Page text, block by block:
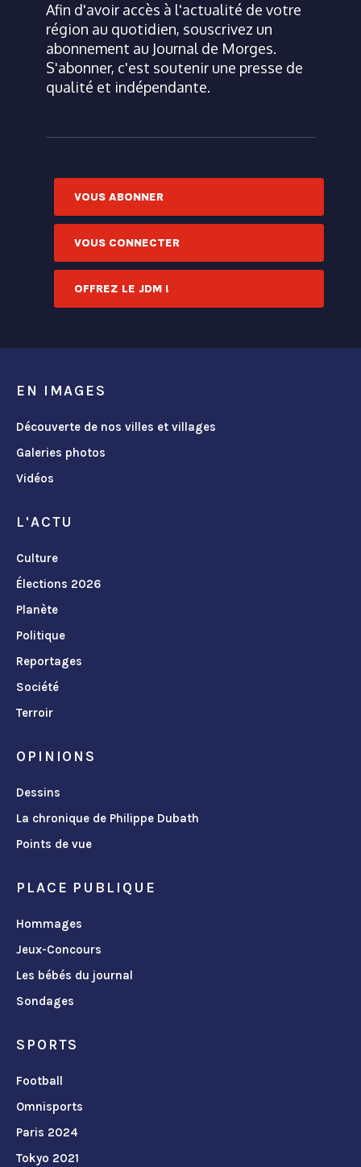
Afin d'avoir accès à l'actualité de votre
région au quotidien, souscrivez un
abonnement au Journal de Morges.
S'abonner, c'est soutenir une presse de
qualité et indépendante.
VOUS ABONNER
VOUS CONNECTER
OFFREZ LE JDM !
EN IMAGES
Découverte de nos villes et villages
Galeries photos
Vidéos
L'ACTU
Culture
Élections 2026
Planète
Politique
Reportages
Société
Terroir
OPINIONS
Dessins
La chronique de Philippe Dubath
Points de vue
PLACE PUBLIQUE
Hommages
Jeux-Concours
Les bébés du journal
Sondages
SPORTS
Football
Omnisports
Paris 2024
Tokyo 2021